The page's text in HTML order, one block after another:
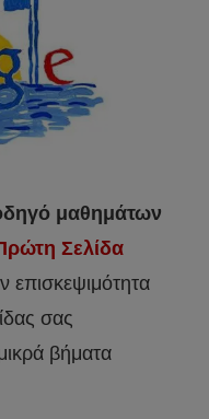
μαθημάτων
Σελίδα
επισκεψιμότητα
σας
βήματα